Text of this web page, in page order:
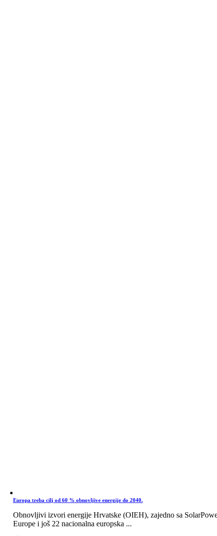
Europa treba cilj od 60 % obnovljive energije do 2040.
Obnovljivi izvori energije Hrvatske (OIEH), zajedno sa
Europe i još 22 nacionalna europska ...